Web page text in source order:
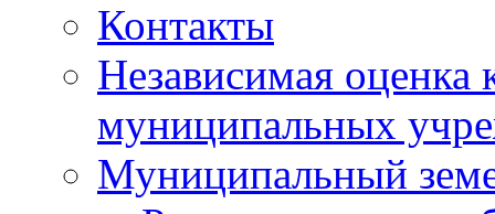
Контакты
Независимая оценка
муниципальных
Муниципальный